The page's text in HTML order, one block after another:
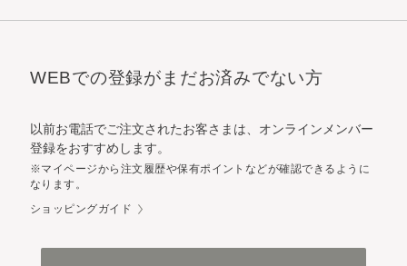
WEBでの登録がまだお済みでない方
以前お電話でご注文されたお客さまは、オンラインメンバー
登録をおすすめします。
※マイページから注文履歴や保有ポイントなどが確認できるように
なります。
ショッピングガイド